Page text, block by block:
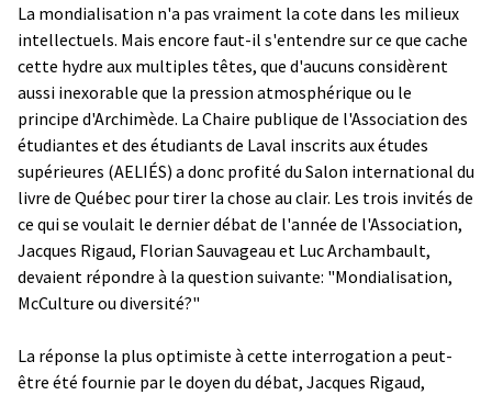
La mondialisation n'a pas vraiment la cote dans les milieux
intellectuels. Mais encore faut-il s'entendre sur ce que cache
cette hydre aux multiples têtes, que d'aucuns considèrent
aussi inexorable que la pression atmosphérique ou le
principe d'Archimède. La Chaire publique de l'Association des
étudiantes et des étudiants de Laval inscrits aux études
supérieures (AELIÉS) a donc profité du Salon international du
livre de Québec pour tirer la chose au clair. Les trois invités de
ce qui se voulait le dernier débat de l'année de l'Association,
Jacques Rigaud, Florian Sauvageau et Luc Archambault,
devaient répondre à la question suivante: "Mondialisation,
McCulture ou diversité?"
La réponse la plus optimiste à cette interrogation a peut-
être été fournie par le doyen du débat, Jacques Rigaud,